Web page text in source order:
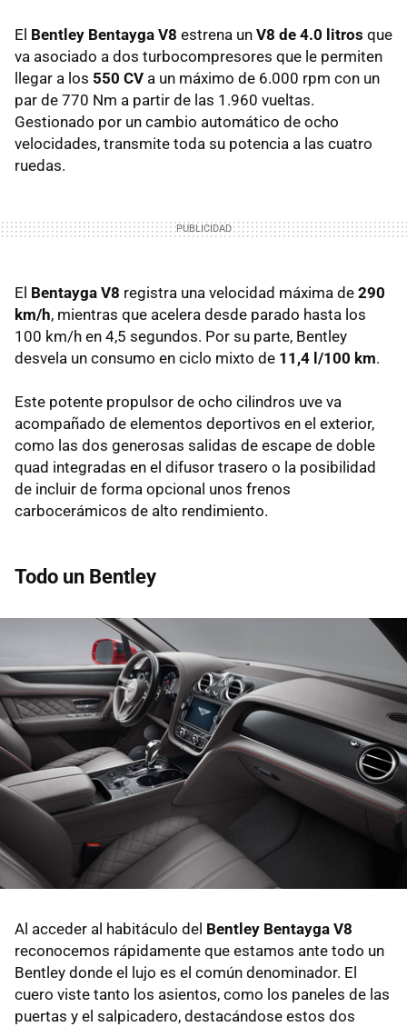
El Bentley Bentayga V8 estrena un V8 de 4.0 litros que
va asociado a dos turbocompresores que le permiten
llegar a los 550 CV a un máximo de 6.000 rpm con un
par de 770 Nm a partir de las 1.960 vueltas.
Gestionado por un cambio automático de ocho
velocidades, transmite toda su potencia a las cuatro
ruedas.
El Bentayga V8 registra una velocidad máxima de 290
km/h, mientras que acelera desde parado hasta los
100 km/h en 4,5 segundos. Por su parte, Bentley
desvela un consumo en ciclo mixto de 11,4 l/100 km.
Este potente propulsor de ocho cilindros uve va
acompañado de elementos deportivos en el exterior,
como las dos generosas salidas de escape de doble
quad integradas en el difusor trasero o la posibilidad
de incluir de forma opcional unos frenos
carbocerámicos de alto rendimiento.
Todo un Bentley
Al acceder al habitáculo del Bentley Bentayga V8
reconocemos rápidamente que estamos ante todo un
Bentley donde el lujo es el común denominador. El
cuero viste tanto los asientos, como los paneles de las
puertas y el salpicadero, destacándose estos dos